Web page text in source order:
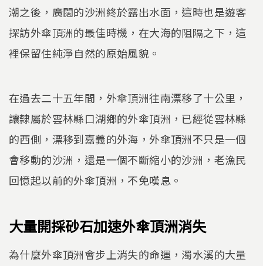
潮之後，廣闊的沙洲終於露出水面，這時也是遊客
探訪外傘頂洲的最佳時機，在大海的阻隔之下，這
裡保留住純淨自然的原始風貌。
在過去二十五年間，外傘頂洲往南漂移了十公里，
讓隸屬於雲林縣口湖鄉的外傘頂洲，已經從雲林縣
的西側，漂移到嘉義的外海，外傘頂洲不只是一個
會移動的沙洲，還是一個不斷縮小的沙洲，老漁民
回憶起以前的外傘頂洲，不免嘆息。
大量開採砂石加速外傘頂洲消失
為什麼外傘頂洲會步上消失的命運，濁水溪的大量